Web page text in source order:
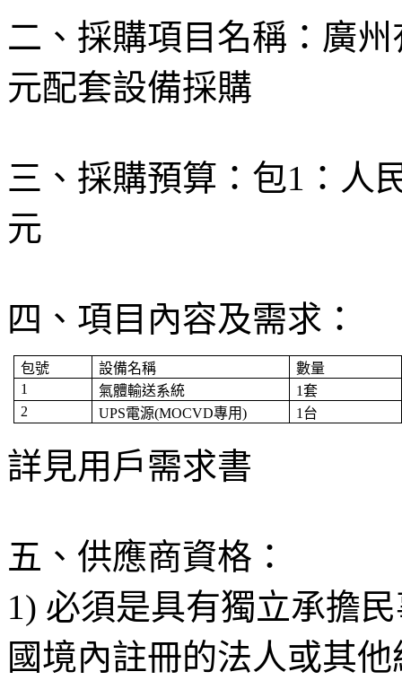
二、採購項目名稱：廣
元配套設備採購
三、採購預算：包1：人
元
四、項目內容及需求：
包號 設備名稱
數量
1
氣體輸送系統 1套
2
UPS電源(MOCVD專用) 1 台
詳見用戶需求書
五、供應商資格：
1) 必須是具有獨立承擔
國境內註冊的法人或其